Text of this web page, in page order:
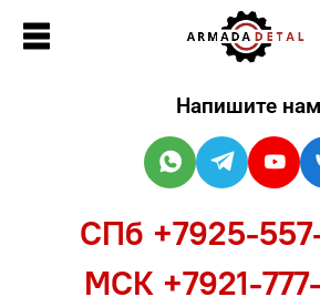
Напишите нам
СПб +7925-
МСК +7921-